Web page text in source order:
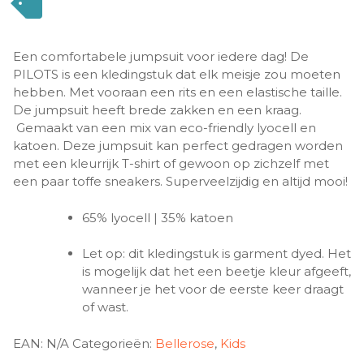
Een comfortabele jumpsuit voor iedere dag! De
PILOTS is een kledingstuk dat elk meisje zou moeten
hebben. Met vooraan een rits en een elastische taille.
De jumpsuit heeft brede zakken en een kraag.
Gemaakt van een mix van eco-friendly lyocell en
katoen. Deze jumpsuit kan perfect gedragen worden
met een kleurrijk T-shirt of gewoon op zichzelf met
een paar toffe sneakers. Superveelzijdig en altijd mooi!
65% lyocell | 35% katoen
Let op: dit kledingstuk is garment dyed. Het
is mogelijk dat het een beetje kleur afgeeft,
wanneer je het voor de eerste keer draagt
of wast.
EAN: N/A Categorieën: Bellerose, Kids